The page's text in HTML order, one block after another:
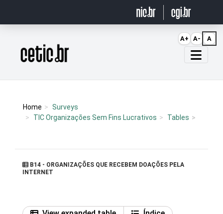
Página inicial
Home
Surveys
TIC Organizações Sem Fins Lucrativos
Tables
B14 - ORGANIZAÇÕES QUE RECEBEM DOAÇÕES PELA
INTERNET
A+ A- A